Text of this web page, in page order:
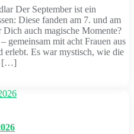
Der September ist ein
Diese fanden am 7. und am
Dich auch magische Momente?
gemeinsam mit acht Frauen aus
erlebt. Es war mystisch, wie die
[…]